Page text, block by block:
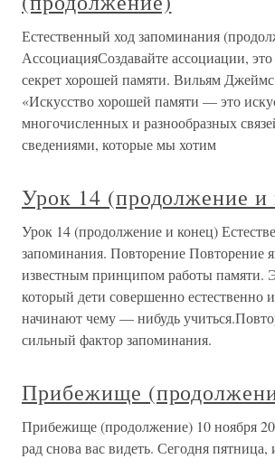
Естественный ход запоминания
АссоциацияСоздавайте ассоциации,
секрет хорошей памяти. Вильям
«Искусство хорошей памяти — это
многочисленных и разнообразных
сведениями, которые мы хотим
Урок 14 (продолжение и
Урок 14 (продолжение и конец)
запоминания. Повторение Повторение
известным принципом работы памяти.
который дети совершенно естественно
начинают чему — нибудь
сильный фактор запоминания.
Прибежище
Прибежище (продолжение) 10 ноября
рад снова вас видеть. Сегодня